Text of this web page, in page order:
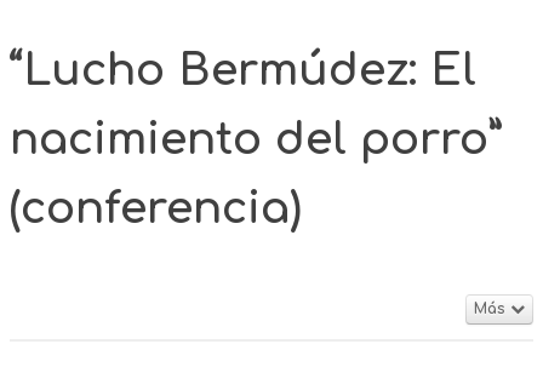
“Lucho Bermúdez: El
nacimiento del porro”
(conferencia)
Más